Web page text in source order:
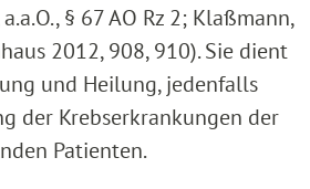
§ 67 AO Rz 2; Klaßmann,
2012, 908, 910). Sie dient
und Heilung, jedenfalls
der Krebserkrankungen der
Patienten.